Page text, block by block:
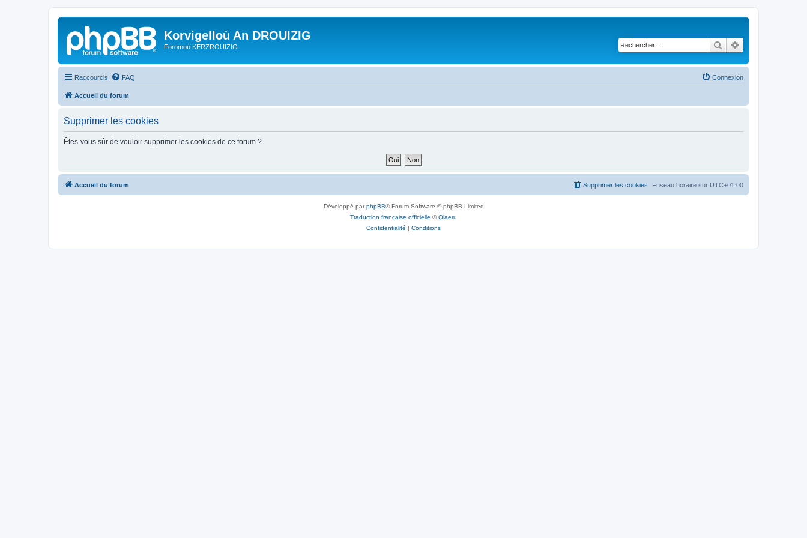
Korvigelloù An DROUIZIG
Foromoù KERZROUIZIG Rechercher
Raccourcis FAQ Connexion
Accueil du forum
Supprimer les cookies
Êtes-vous sûr de vouloir supprimer les cookies de ce forum ?
Accueil du forum Fuseau horaire sur UTC+01:00
Supprimer les cookies
Développé parphpBB® Forum Software © phpBB Limited
Traduction française officielle ©Qiaeru
Confidentialité | Conditions